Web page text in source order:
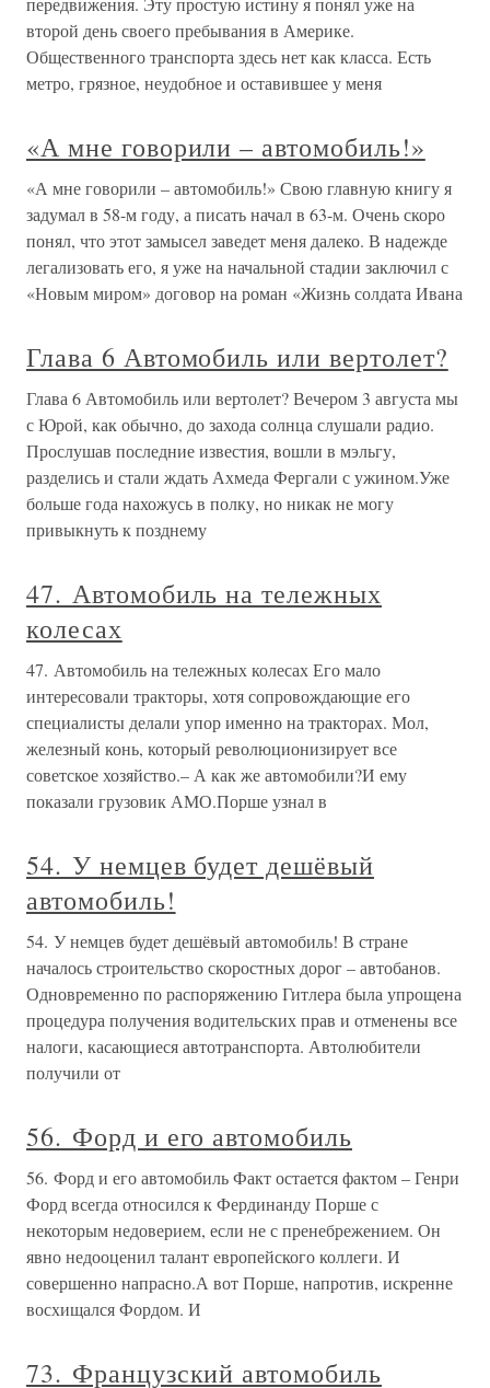
второй день своего пребывания в Америке.
Общественного транспорта здесь нет как класса. Есть
метро, грязное, неудобное и оставившее у меня
«А мне говорили – автомобиль!»
«А мне говорили – автомобиль!» Свою главную книгу я
задумал в 58-м году, а писать начал в 63-м. Очень скоро
понял, что этот замысел заведет меня далеко. В надежде
легализовать его, я уже на начальной стадии заключил с
«Новым миром» договор на роман «Жизнь солдата Ивана
Глава 6 Автомобиль или вертолет?
Глава 6 Автомобиль или вертолет? Вечером 3 августа мы
с Юрой, как обычно, до захода солнца слушали радио.
Прослушав последние известия, вошли в мэльгу,
разделись и стали ждать Ахмеда Фергали с ужином.Уже
больше года нахожусь в полку, но никак не могу
привыкнуть к позднему
47. Автомобиль на тележных
колесах
47. Автомобиль на тележных колесах Его мало
интересовали тракторы, хотя сопровождающие его
специалисты делали упор именно на тракторах. Мол,
железный конь, который революционизирует все
советское хозяйство.– А как же автомобили?И ему
показали грузовик АМО.Порше узнал в
54. У немцев будет дешёвый
автомобиль!
54. У немцев будет дешёвый автомобиль! В стране
началось строительство скоростных дорог – автобанов.
Одновременно по распоряжению Гитлера была упрощена
процедура получения водительских прав и отменены все
налоги, касающиеся автотранспорта. Автолюбители
получили от
56. Форд и его автомобиль
56. Форд и его автомобиль Факт остается фактом – Генри
Форд всегда относился к Фердинанду Порше с
некоторым недоверием, если не с пренебрежением. Он
явно недооценил талант европейского коллеги. И
совершенно напрасно.А вот Порше, напротив, искренне
восхищался Фордом. И
73. Французский автомобиль